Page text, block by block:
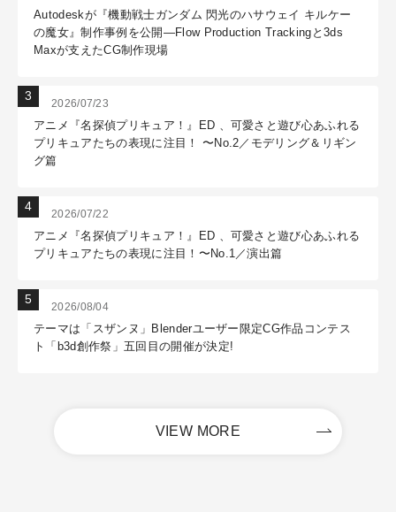
Autodeskが『機動戦士ガンダム 閃光のハサウェイ キルケー
の魔女』制作事例を公開―Flow Production Trackingと3ds
Maxが支えたCG制作現場
2026/07/23
アニメ『名探偵プリキュア！』ED 、可愛さと遊び心あふれる
プリキュアたちの表現に注目！ 〜No.2／モデリング＆リギン
グ篇
2026/07/22
アニメ『名探偵プリキュア！』ED 、可愛さと遊び心あふれる
プリキュアたちの表現に注目！〜No.1／演出篇
2026/08/04
テーマは「スザンヌ」Blenderユーザー限定CG作品コンテス
ト「b3d創作祭」五回目の開催が決定!
VIEW MORE